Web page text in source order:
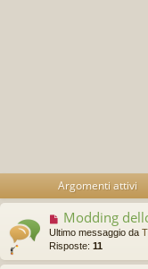
Argomenti attivi
Modding
Ultimo messaggio da
Risposte: 11